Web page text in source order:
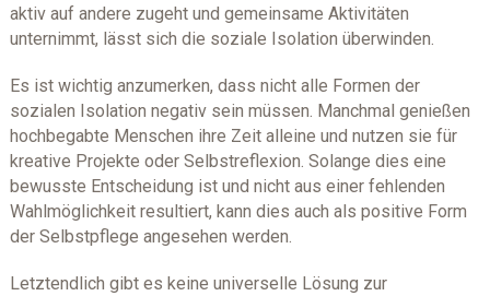
aktiv auf andere zugeht und gemeinsame Aktivitäten
unternimmt, lässt sich die soziale Isolation überwinden.
Es ist wichtig anzumerken, dass nicht alle Formen der
sozialen Isolation negativ sein müssen. Manchmal genießen
hochbegabte Menschen ihre Zeit alleine und nutzen sie für
kreative Projekte oder Selbstreflexion. Solange dies eine
bewusste Entscheidung ist und nicht aus einer fehlenden
Wahlmöglichkeit resultiert, kann dies auch als positive Form
der Selbstpflege angesehen werden.
Letztendlich gibt es keine universelle Lösung zur